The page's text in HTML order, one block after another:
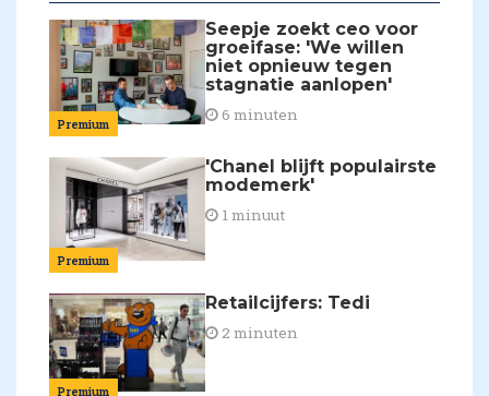
Premium
Seepje zoekt ceo voor
groeifase: 'We willen
niet opnieuw tegen
stagnatie aanlopen'
6 minuten
Premium
'Chanel blijft populairste
modemerk'
1 minuut
Premium
Retailcijfers: Tedi
2 minuten